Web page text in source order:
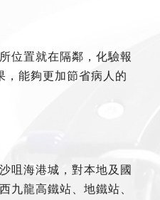
位置就在隔鄰，化驗報
，能夠更加節省病人的
咀海港城，對本地及國
九龍高鐵站、地鐵站、